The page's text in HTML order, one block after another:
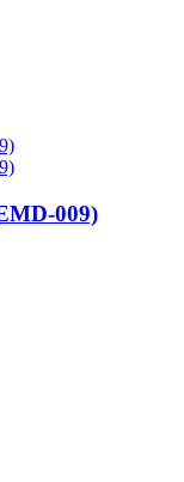
009)